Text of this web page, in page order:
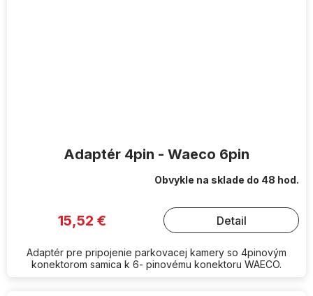
Adaptér 4pin - Waeco 6pin
Obvykle na sklade do 48 hod.
15,52 € Detail
Adaptér pre pripojenie parkovacej kamery so 4pinovým
konektorom samica k 6- pinovému konektoru WAECO.